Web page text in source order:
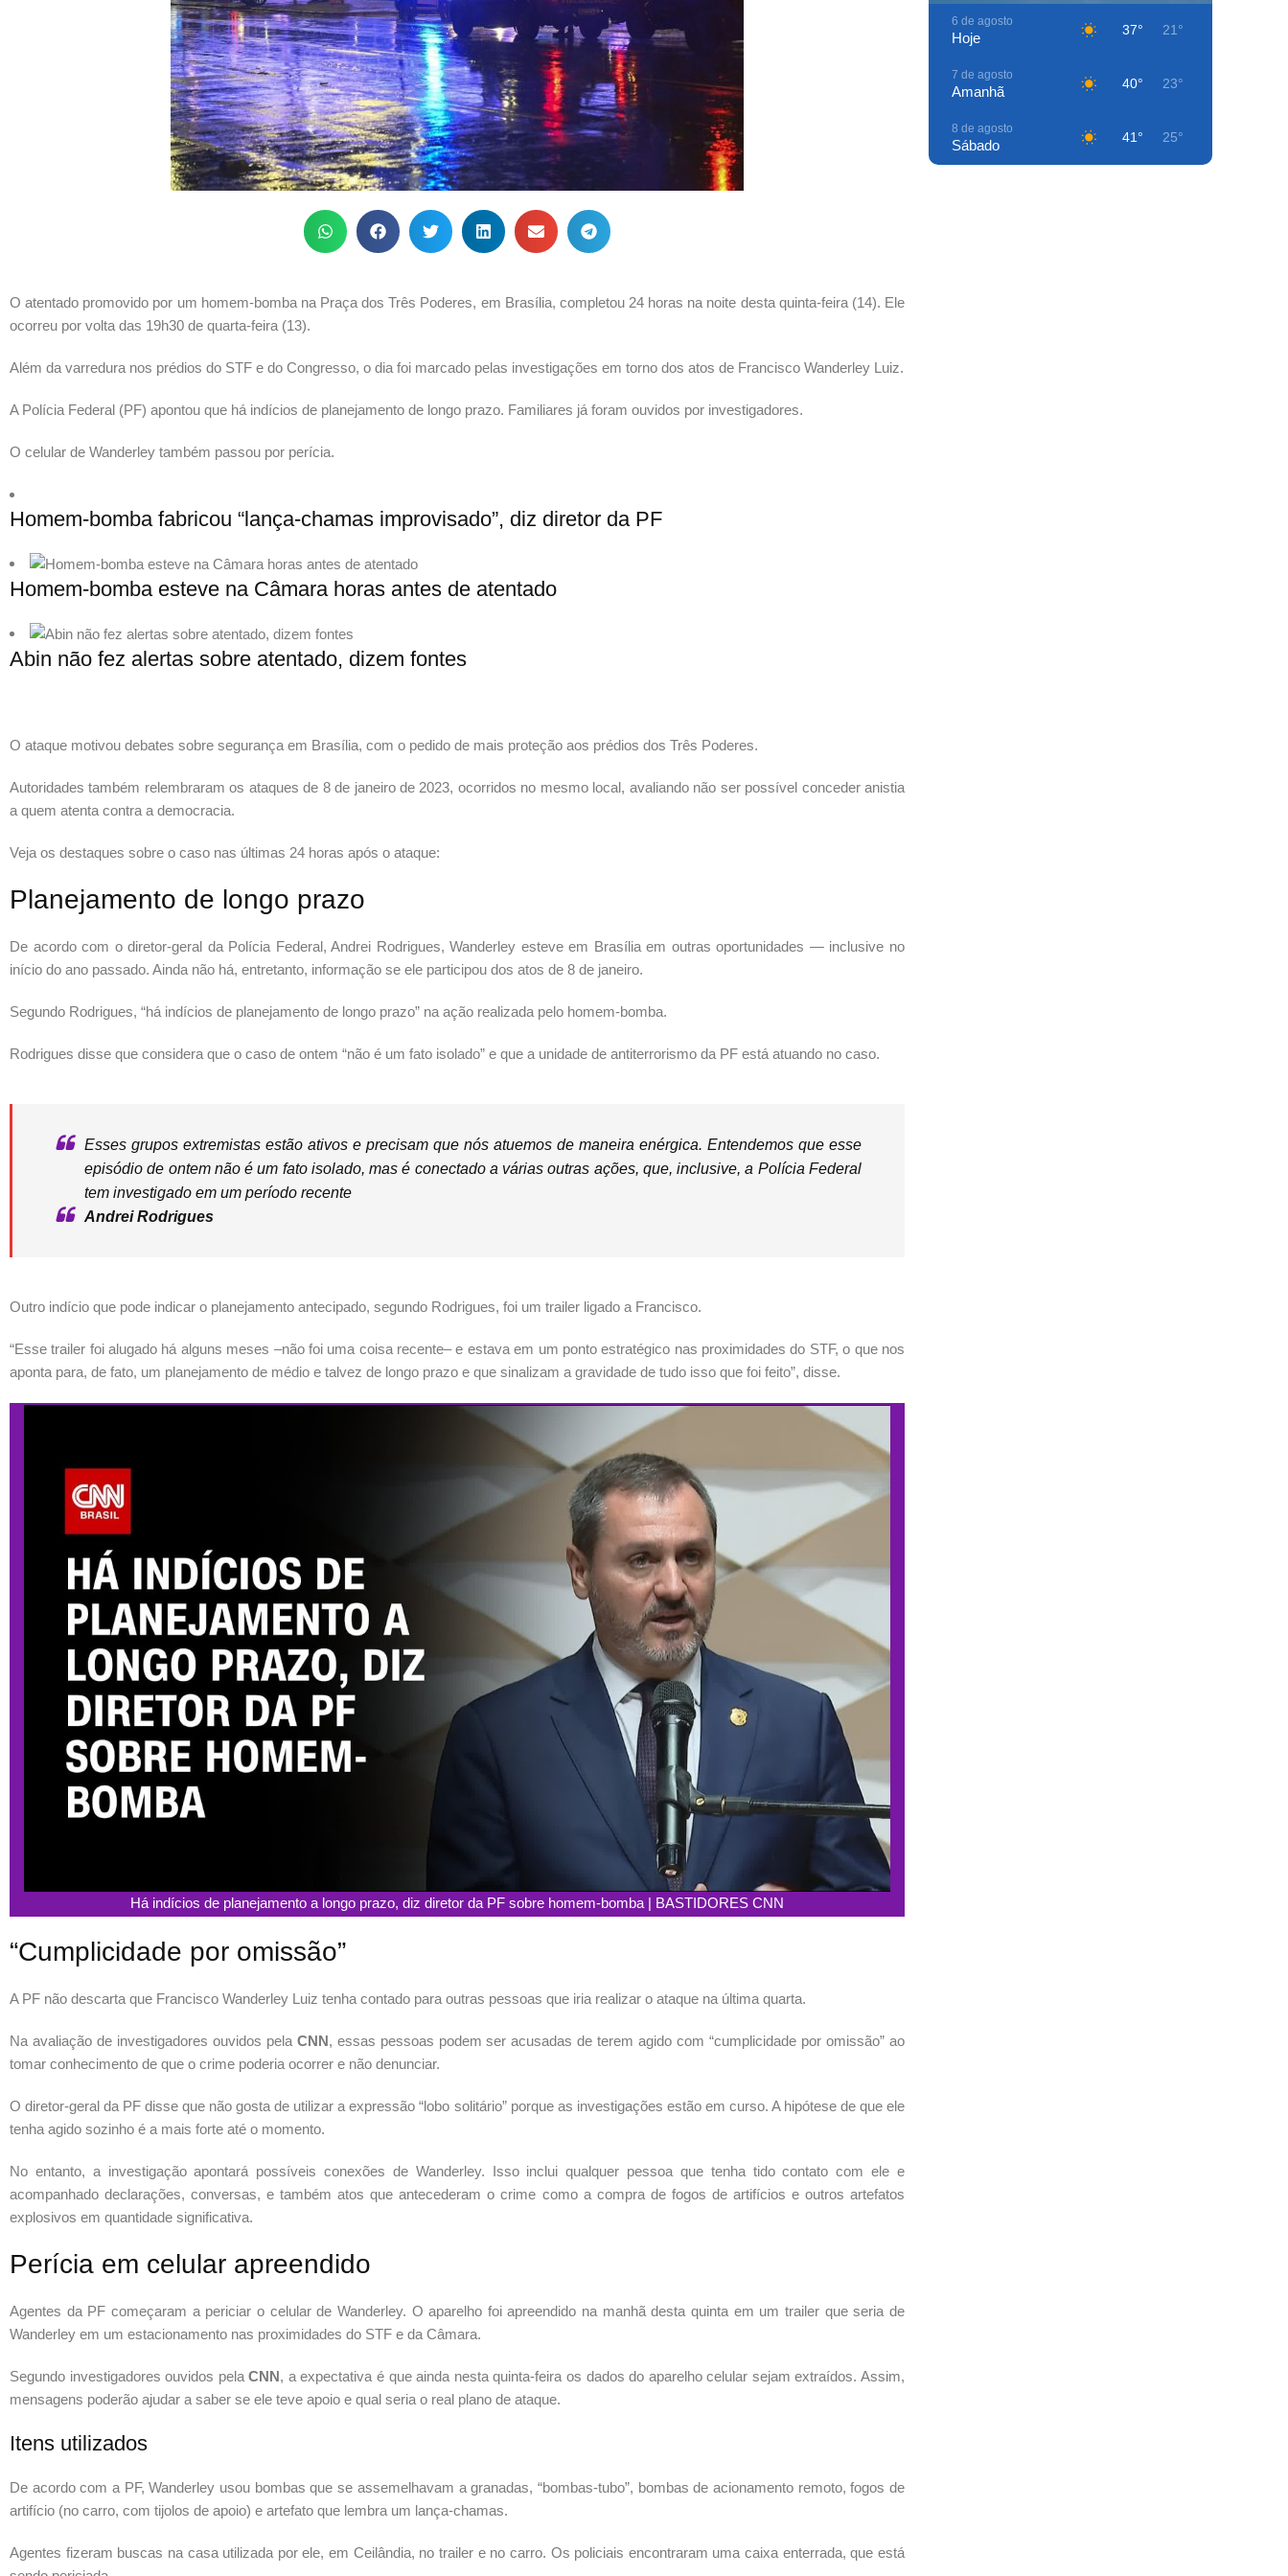
O atentado promovido por um homem-bomba na Praça dos Três Poderes, em Brasília, completou 24 horas na noite desta quinta-feira (14). Ele
ocorreu por volta das 19h30 de quarta-feira (13).
Além da varredura nos prédios do STF e do Congresso, o dia foi marcado pelas investigações em torno dos atos de Francisco Wanderley Luiz.
A Polícia Federal (PF) apontou que há indícios de planejamento de longo prazo. Familiares já foram ouvidos por investigadores.
O celular de Wanderley também passou por perícia.
Homem-bomba fabricou “lança-chamas improvisado”, diz diretor da PF
Homem-bomba esteve na Câmara horas antes de atentado
Abin não fez alertas sobre atentado, dizem fontes
O ataque motivou debates sobre segurança em Brasília, com o pedido de mais proteção aos prédios dos Três Poderes.
Autoridades também relembraram os ataques de 8 de janeiro de 2023, ocorridos no mesmo local, avaliando não ser possível conceder anistia
a quem atenta contra a democracia.
Veja os destaques sobre o caso nas últimas 24 horas após o ataque:
Planejamento de longo prazo
De acordo com o diretor-geral da Polícia Federal, Andrei Rodrigues, Wanderley esteve em Brasília em outras oportunidades — inclusive no
início do ano passado. Ainda não há, entretanto, informação se ele participou dos atos de 8 de janeiro.
Segundo Rodrigues, “há indícios de planejamento de longo prazo” na ação realizada pelo homem-bomba.
Rodrigues disse que considera que o caso de ontem “não é um fato isolado” e que a unidade de antiterrorismo da PF está atuando no caso.
Esses grupos extremistas estão ativos e precisam que nós atuemos de maneira enérgica. Entendemos que esse
episódio de ontem não é um fato isolado, mas é conectado a várias outras ações, que, inclusive, a Polícia Federal
tem investigado em um período recente
Andrei Rodrigues
Outro indício que pode indicar o planejamento antecipado, segundo Rodrigues, foi um trailer ligado a Francisco.
“Esse trailer foi alugado há alguns meses –não foi uma coisa recente– e estava em um ponto estratégico nas proximidades do STF, o que nos
aponta para, de fato, um planejamento de médio e talvez de longo prazo e que sinalizam a gravidade de tudo isso que foi feito”, disse.
Há indícios de planejamento a longo prazo, diz diretor da PF sobre homem-bomba | BASTIDORES CNN
“Cumplicidade por omissão”
A PF não descarta que Francisco Wanderley Luiz tenha contado para outras pessoas que iria realizar o ataque na última quarta.
Na avaliação de investigadores ouvidos pela CNN, essas pessoas podem ser acusadas de terem agido com “cumplicidade por omissão” ao
tomar conhecimento de que o crime poderia ocorrer e não denunciar.
O diretor-geral da PF disse que não gosta de utilizar a expressão “lobo solitário” porque as investigações estão em curso. A hipótese de que ele
tenha agido sozinho é a mais forte até o momento.
No entanto, a investigação apontará possíveis conexões de Wanderley. Isso inclui qualquer pessoa que tenha tido contato com ele e
acompanhado declarações, conversas, e também atos que antecederam o crime como a compra de fogos de artifícios e outros artefatos
explosivos em quantidade significativa.
Perícia em celular apreendido
Agentes da PF começaram a periciar o celular de Wanderley. O aparelho foi apreendido na manhã desta quinta em um trailer que seria de
Wanderley em um estacionamento nas proximidades do STF e da Câmara.
Segundo investigadores ouvidos pelaCNN, a expectativa é que ainda nesta quinta-feira os dados do aparelho celular sejam extraídos. Assim,
mensagens poderão ajudar a saber se ele teve apoio e qual seria o real plano de ataque.
Itens utilizados
De acordo com a PF, Wanderley usou bombas que se assemelhavam a granadas, “bombas-tubo”, bombas de acionamento remoto, fogos de
artifício (no carro, com tijolos de apoio) e artefato que lembra um lança-chamas.
Agentes fizeram buscas na casa utilizada por ele, em Ceilândia, no trailer e no carro. Os policiais encontraram uma caixa enterrada, que está
6 de agosto
Hoje 37° 21°
7 de agosto
Amanhã 40° 23°
8 de agosto
Sábado 41° 25°